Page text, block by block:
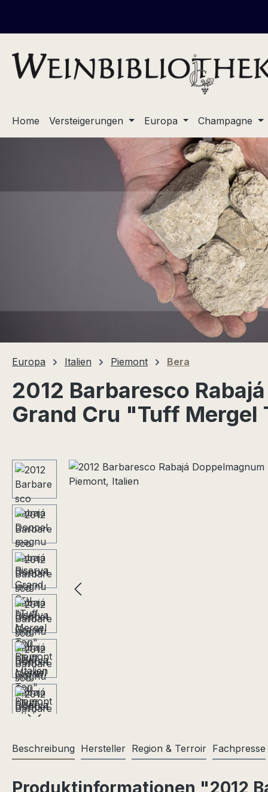
Home Versteigerungen Europa Champagne
Europa Italien Piemont Bera
2012 Barbaresco
Grand Cru "Tuff Mergel
Bildergalerie überspringen
Beschreibung Hersteller Region & Terroir Fachpresse
Produktinformationen "2012